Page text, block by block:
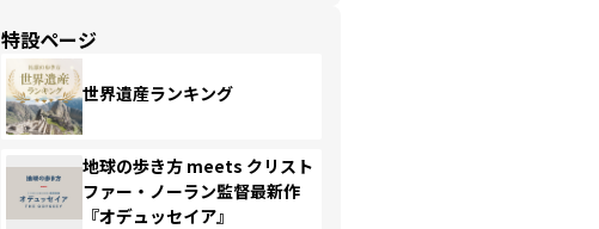
特設ページ
世界遺産ランキング
地球の歩き方 meets クリスト
ファー・ノーラン監督最新作
『オデュッセイア』